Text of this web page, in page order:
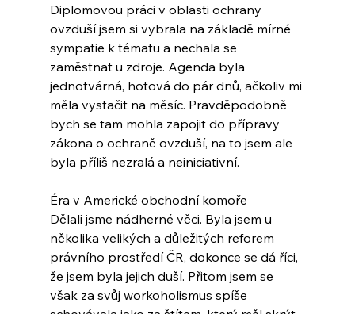
Diplomovou práci v oblasti ochrany
ovzduší jsem si vybrala na základě mírné
sympatie k tématu a nechala se
zaměstnat u zdroje. Agenda byla
jednotvárná, hotová do pár dnů, ačkoliv mi
měla vystačit na měsíc. Pravděpodobně
bych se tam mohla zapojit do přípravy
zákona o ochraně ovzduší, na to jsem ale
byla příliš nezralá a neiniciativní.
Éra v Americké obchodní komoře
Dělali jsme nádherné věci. Byla jsem u
několika velikých a důležitých reforem
právního prostředí ČR, dokonce se dá říci,
že jsem byla jejich duší. Přitom jsem se
však za svůj workoholismus spíše